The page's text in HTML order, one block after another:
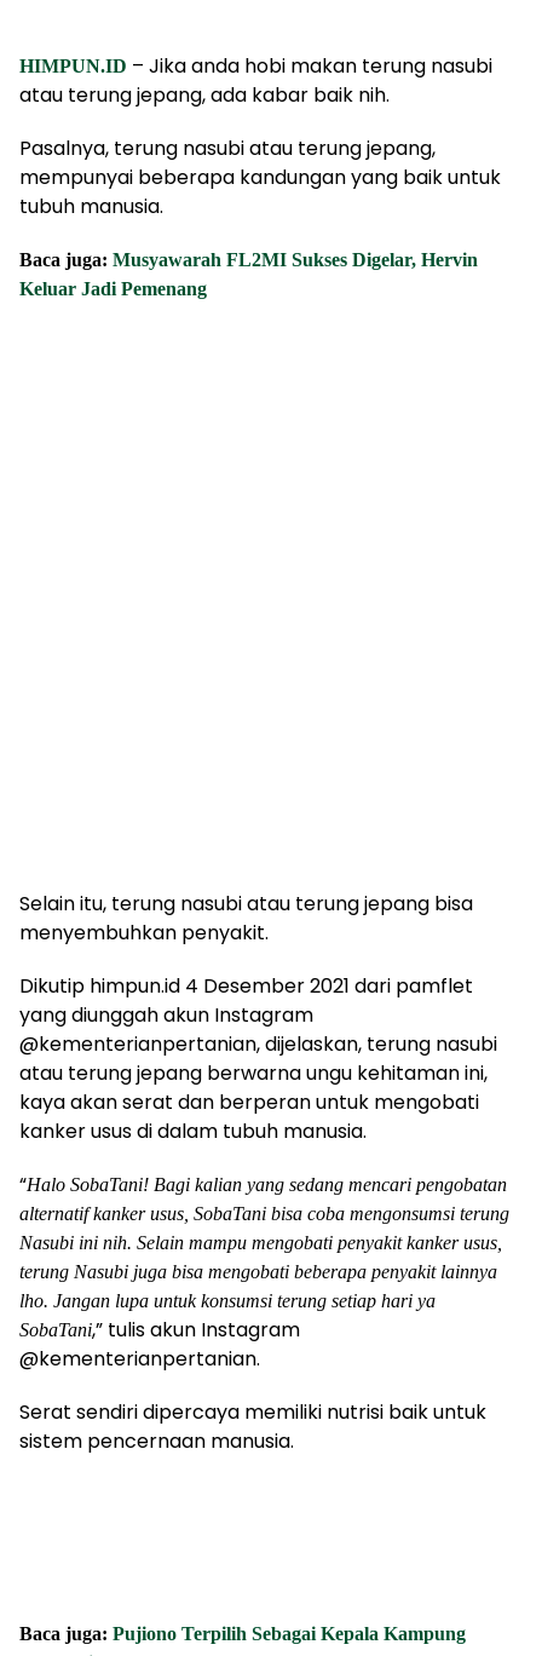
HIMPUN.ID – Jika anda hobi makan terung nasubi
atau terung jepang, ada kabar baik nih.
Pasalnya, terung nasubi atau terung jepang,
mempunyai beberapa kandungan yang baik untuk
tubuh manusia.
Baca juga: Musyawarah FL2MI Sukses Digelar, Hervin
Keluar Jadi Pemenang
Selain itu, terung nasubi atau terung jepang bisa
menyembuhkan penyakit.
Dikutip himpun.id 4 Desember 2021 dari pamflet
yang diunggah akun Instagram
@kementerianpertanian, dijelaskan, terung nasubi
atau terung jepang berwarna ungu kehitaman ini,
kaya akan serat dan berperan untuk mengobati
kanker usus di dalam tubuh manusia.
“Halo SobaTani! Bagi kalian yang sedang mencari pengobatan
alternatif kanker usus, SobaTani bisa coba mengonsumsi terung
Nasubi ini nih. Selain mampu mengobati penyakit kanker usus,
terung Nasubi juga bisa mengobati beberapa penyakit lainnya
lho. Jangan lupa untuk konsumsi terung setiap hari ya
SobaTani,” tulis akun Instagram
@kementerianpertanian.
Serat sendiri dipercaya memiliki nutrisi baik untuk
sistem pencernaan manusia.
Baca juga: Pujiono Terpilih Sebagai Kepala Kampung